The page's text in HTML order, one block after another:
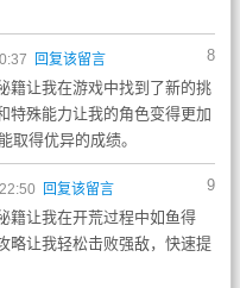
8
回复该留言
籍让我在游戏中找到了新的挑
特殊能力让我的角色变得更加
取得优异的成绩。
9
回复该留言
籍让我在开荒过程中如鱼得
略让我轻松击败强敌，快速提